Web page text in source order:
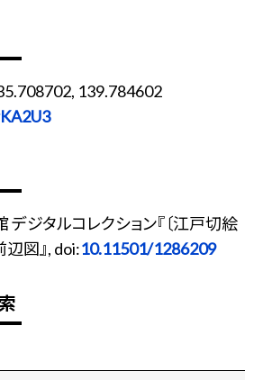
139.784602
ジタルコレクション『〔江戸切絵
辺図』, doi:10.11501/1286209